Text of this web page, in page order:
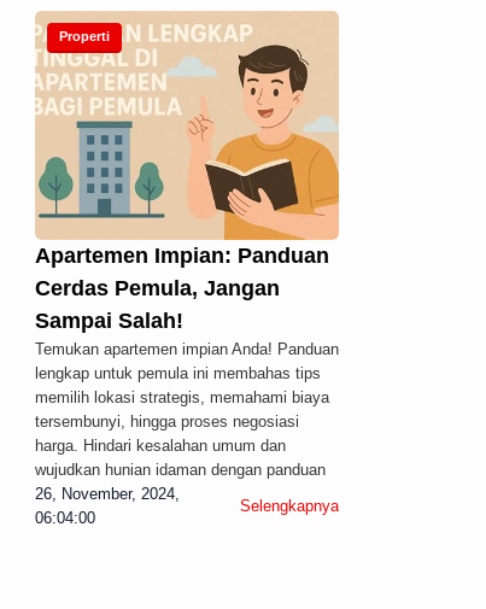
Properti
Apartemen Impian: Panduan
Cerdas Pemula, Jangan
Sampai Salah!
Temukan apartemen impian Anda! Panduan
lengkap untuk pemula ini membahas tips
memilih lokasi strategis, memahami biaya
tersembunyi, hingga proses negosiasi
harga. Hindari kesalahan umum dan
wujudkan hunian idaman dengan panduan
26, November, 2024,
06:04:00
Selengkapnya